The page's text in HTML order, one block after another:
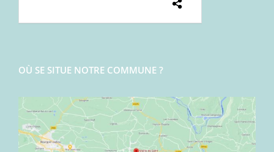
OÙ SE SITUE NOTRE COMMUNE ?